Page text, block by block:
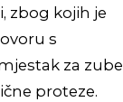
zbog kojih je
s
za zube
proteze.